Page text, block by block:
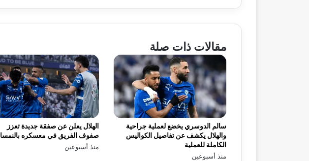
مقالات ذات صلة
الهلال يعلن عن صفقة جديدة تعزز
صفوف الفريق في معسكره بالنمسا
منذ أسبوعين
سالم الدوسري يخضع لعملية جراحية
والهلال يكشف عن تفاصيل الكواليس
الكاملة للعملية
منذ أسبوعين